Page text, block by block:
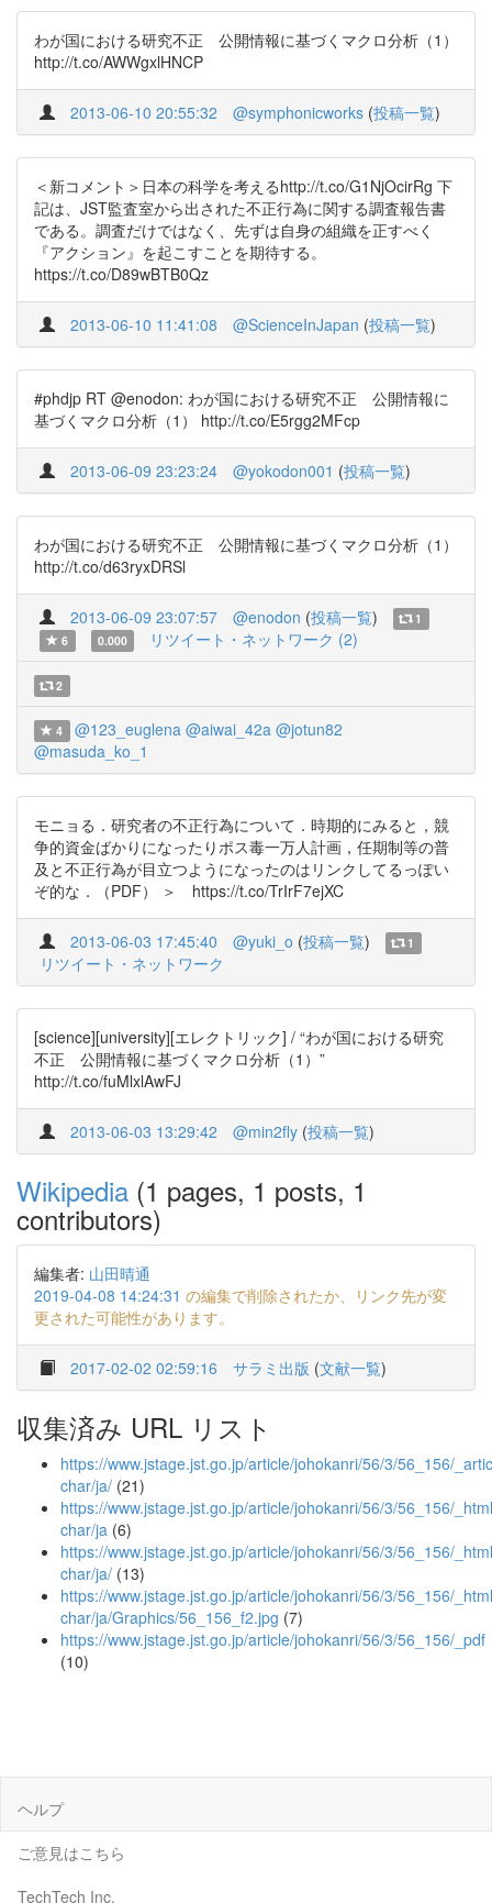
わが国における研究不正 公開情報に基づくマクロ分析（1）
http://t.co/AWWgxlHNCP
2013-06-10 20:55:32 @symphonicworks (投稿一覧)
＜新コメント＞日本の科学を考えるhttp://t.co/G1NjOcirRg 下
記は、JST監査室から出された不正行為に関する調査報告書
である。調査だけではなく、先ずは自身の組織を正すべく
『アクション』を起こすことを期待する。
https://t.co/D89wBTB0Qz
2013-06-10 11:41:08 @ScienceInJapan (投稿一覧)
#phdjp RT @enodon: わが国における研究不正 公開情報に
基づくマクロ分析（1） http://t.co/E5rgg2MFcp
2013-06-09 23:23:24 @yokodon001 (投稿一覧)
わが国における研究不正 公開情報に基づくマクロ分析（1）
http://t.co/d63ryxDRSl
2013-06-09 23:07:57 @enodon (投稿一覧)
1
6
0.000 リツイート・ネットワーク (2)
2
4 @123_euglena @aiwai_42a @jotun82
@masuda_ko_1
モニョる．研究者の不正行為について．時期的にみると，競
争的資金ばかりになったりポス毒一万人計画，任期制等の普
及と不正行為が目立つようになったのはリンクしてるっぽい
ぞ的な．（PDF） ＞ https://t.co/TrIrF7ejXC
2013-06-03 17:45:40 @yuki_o (投稿一覧) 1
リツイート・ネットワーク
[science][university][エレクトリック] / “わが国における研究
不正 公開情報に基づくマクロ分析（1）”
http://t.co/fuMlxlAwFJ
2013-06-03 13:29:42 @min2fly (投稿一覧)
Wikipedia (1 pages, 1 posts, 1
contributors)
編集者: 山田晴通
2019-04-08 14:24:31 の編集で削除されたか、リンク先が変
更された可能性があります。
2017-02-02 02:59:16 サラミ出版 (文献一覧)
収集済み URL リスト
https://www.jstage.jst.go.jp/article/johokanri/56/3/56_156/
char/ja/ (21)
https://www.jstage.jst.go.jp/article/johokanri/56/3/56_156/
char/ja (6)
https://www.jstage.jst.go.jp/article/johokanri/56/3/56_156/
char/ja/ (13)
https://www.jstage.jst.go.jp/article/johokanri/56/3/56_156/
char/ja/Graphics/56_156_f2.jpg (7)
https://www.jstage.jst.go.jp/article/johokanri/56/3/56_156/_pdf
(10)
ヘルプ
ご意見はこちら
TechTech Inc.